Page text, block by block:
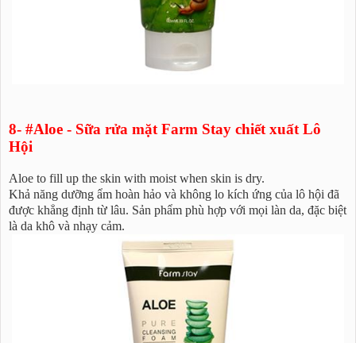
8- #Aloe - Sữa rửa mặt Farm Stay chiết xuất Lô
Hội
Aloe to fill up the skin with moist when skin is dry.
Khả năng dưỡng ẩm hoàn hảo và không lo kích ứng của lô hội đã
được khẳng định từ lâu. Sản phẩm phù hợp với mọi làn da, đặc biệt
là da khô và nhạy cảm.